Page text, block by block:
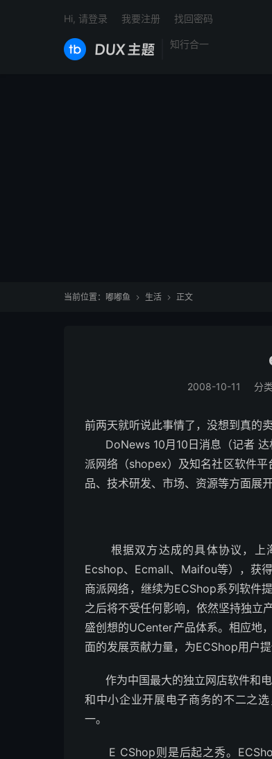
知行合一
Hi, 请登录 我要注册 找回密码
当前位置： 嘟嘟鱼  生活  正文
2008-10-11 分类
前两天就听说此事情了，没想到真的
DoNews 10月10日消息（记者 达
派网络（shopex）及知名社区软件
品、技术研发、市场、资源等方面展
根据双方达成的具体协议，上海
Ecshop、Ecmall、Maifou等），获
商派网络，继续为ECShop系列软件
之后将不受任何影响，依然坚持独立
盛创想的UCenter产品体系。相应地
面的发展贡献力量，为ECShop用户提
作为中国最大的独立网店软件和电
和中小企业开展电子商务的不二之
一。
E CShop则是后起之秀。